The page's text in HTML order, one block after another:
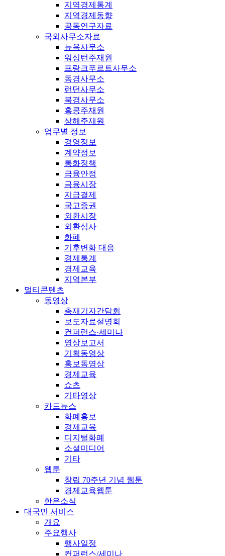
지역경제통계
지역경제동향
공동연구자료
국외사무소자료
뉴욕사무소
워싱턴주재원
프랑크푸르트사무소
동경사무소
런던사무소
북경사무소
홍콩주재원
상해주재원
업무별 정보
경영정보
계약정보
통화정책
금융안정
금융시장
지급결제
국고증권
외환시장
외환심사
화폐
기후변화 대응
경제통계
경제교육
지역본부
멀티콘텐츠
동영상
총재기자간담회
보도자료설명회
컨퍼런스·세미나
영상보고서
기획동영상
홍보동영상
경제교육
쇼츠
기타영상
카드뉴스
화폐홍보
경제교육
디지털화폐
소셜미디어
기타
웹툰
창립 70주년 기념 웹툰
경제교육웹툰
한은소식
대국민 서비스
개요
주요행사
행사일정
컨퍼런스/세미나